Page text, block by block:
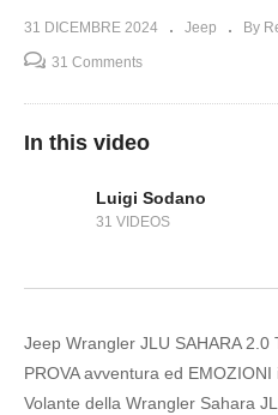
31 DICEMBRE 2024 Jeep By
31 Comments
In this video
Luigi Sodano
31 VIDEOS
Jeep Wrangler JLU SAHARA
PROVA avventura ed
Volante della Wrangler Sahara